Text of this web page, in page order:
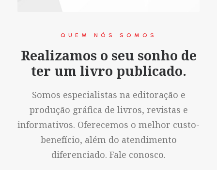
QUEM NÓS SOMOS
Realizamos o seu sonho de
ter um livro publicado.
Somos especialistas na editoração e
produção gráfica de livros, revistas e
informativos. Oferecemos o melhor custo-
benefício, além do atendimento
diferenciado. Fale conosco.